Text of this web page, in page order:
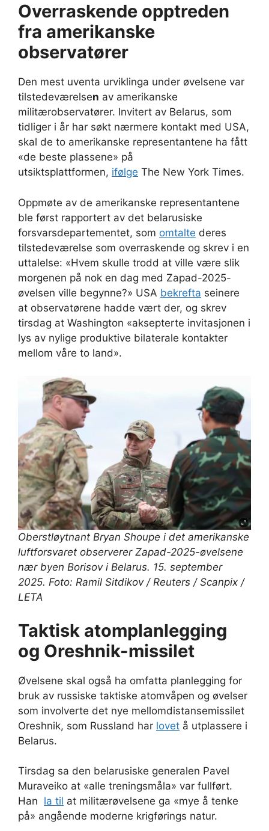
Overraskende opptreden
fra amerikanske
observatører
Den mest uventa urviklinga under øvelsene var
tilstedeværelsen av amerikanske
militærobservatører. Invitert av Belarus, som
tidliger i år har søkt nærmere kontakt med USA,
skal de to amerikanske representantene ha fått
«de beste plassene» på
utsiktsplattformen, ifølge The New York Times.
Oppmøte av de amerikanske representantene
ble først rapportert av det belarusiske
forsvarsdepartementet, som omtalte deres
tilstedeværelse som overraskende og skrev i en
uttalelse: «Hvem skulle trodd at ville være slik
morgenen på nok en dag med Zapad-2025-
øvelsen ville begynne?» USA bekrefta seinere
at observatørene hadde vært der, og skrev
tirsdag at Washington «aksepterte invitasjonen i
lys av nylige produktive bilaterale kontakter
mellom våre to land».
Oberstløytnant Bryan Shoupe i det amerikanske
luftforsvaret observerer Zapad-2025-øvelsene
nær byen Borisov i Belarus. 15. september
2025. Foto: Ramil Sitdikov / Reuters / Scanpix /
LETA
Taktisk atomplanlegging
og Oreshnik-missilet
Øvelsene skal også ha omfatta planlegging for
bruk av russiske taktiske atomvåpen og øvelser
som involverte det nye mellomdistansemissilet
Oreshnik, som Russland har lovet å utplassere i
Belarus.
Tirsdag sa den belarusiske generalen Pavel
Muraveiko at «alle treningsmåla» var fullført.
Han la til at militærøvelsene ga «mye å tenke
på» angående moderne krigførings natur.